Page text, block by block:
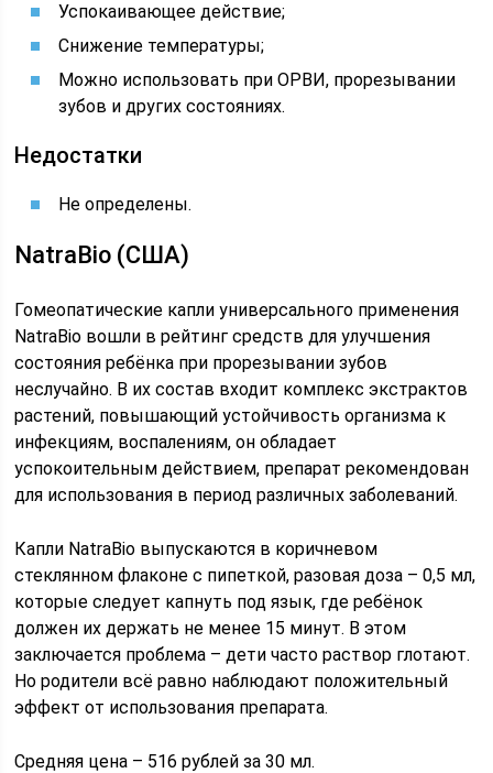
Успокаивающее действие;
Снижение температуры;
Можно использовать при ОРВИ, прорезывании
зубов и других состояниях.
Недостатки
Не определены.
NatraBio (США)
Гомеопатические капли универсального применения
NatraBio вошли в рейтинг средств для улучшения
состояния ребёнка при прорезывании зубов
неслучайно. В их состав входит комплекс экстрактов
растений, повышающий устойчивость организма к
инфекциям, воспалениям, он обладает
успокоительным действием, препарат рекомендован
для использования в период различных заболеваний.
Капли NatraBio выпускаются в коричневом
стеклянном флаконе с пипеткой, разовая доза – 0,5 мл,
которые следует капнуть под язык, где ребёнок
должен их держать не менее 15 минут. В этом
заключается проблема – дети часто раствор глотают.
Но родители всё равно наблюдают положительный
эффект от использования препарата.
Средняя цена – 516 рублей за 30 мл.